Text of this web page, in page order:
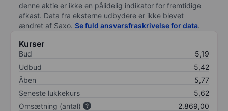
denne aktie er ikke en pålidelig indikator for fremtidige
afkast. Data fra eksterne udbydere er ikke blevet
ændret af Saxo. Se fuld ansvarsfraskrivelse for data.
Kurser
Bud
5,19
Udbud
5,42
Åben
5,77
Seneste lukkekurs
5,62
Omsætning (antal)
2.869,00